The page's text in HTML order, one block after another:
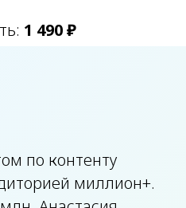
1 490 ₽
по контенту
миллион+.